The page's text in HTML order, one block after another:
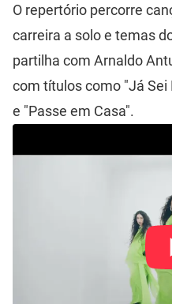
O repertório percorre
carreira a solo e temas
partilha com Arnaldo
com títulos como "Já Sei
e "Passe em Casa".